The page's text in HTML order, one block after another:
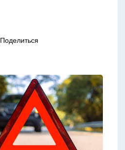
Поделиться